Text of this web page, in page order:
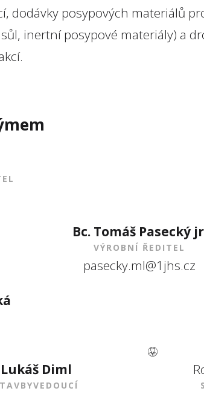
dodávky posypových materiálů
inertní posypové materiály) a
Bc. Tomáš Pasecký
VÝROBNÍ ŘEDITEL
pasecky.ml@1jhs.cz
Lukáš Diml